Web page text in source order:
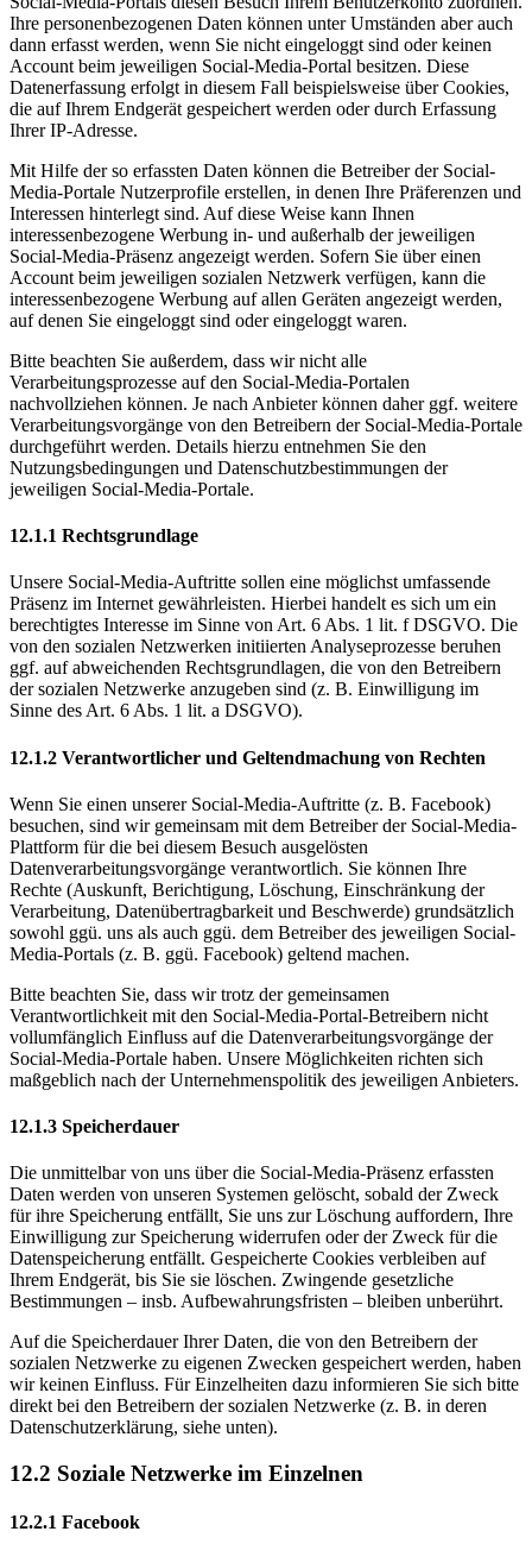
Ihre personenbezogenen Daten können unter Umständen aber auch
dann erfasst werden, wenn Sie nicht eingeloggt sind oder keinen
Account beim jeweiligen Social-Media-Portal besitzen. Diese
Datenerfassung erfolgt in diesem Fall beispielsweise über Cookies,
die auf Ihrem Endgerät gespeichert werden oder durch Erfassung
Ihrer IP-Adresse.
Mit Hilfe der so erfassten Daten können die Betreiber der Social-
Media-Portale Nutzerprofile erstellen, in denen Ihre Präferenzen und
Interessen hinterlegt sind. Auf diese Weise kann Ihnen
interessenbezogene Werbung in- und außerhalb der jeweiligen
Social-Media-Präsenz angezeigt werden. Sofern Sie über einen
Account beim jeweiligen sozialen Netzwerk verfügen, kann die
interessenbezogene Werbung auf allen Geräten angezeigt werden,
auf denen Sie eingeloggt sind oder eingeloggt waren.
Bitte beachten Sie außerdem, dass wir nicht alle
Verarbeitungsprozesse auf den Social-Media-Portalen
nachvollziehen können. Je nach Anbieter können daher ggf. weitere
Verarbeitungsvorgänge von den Betreibern der Social-Media-Portale
durchgeführt werden. Details hierzu entnehmen Sie den
Nutzungsbedingungen und Datenschutzbestimmungen der
jeweiligen Social-Media-Portale.
12.1.1 Rechtsgrundlage
Unsere Social-Media-Auftritte sollen eine möglichst umfassende
Präsenz im Internet gewährleisten. Hierbei handelt es sich um ein
berechtigtes Interesse im Sinne von Art. 6 Abs. 1 lit. f DSGVO. Die
von den sozialen Netzwerken initiierten Analyseprozesse beruhen
ggf. auf abweichenden Rechtsgrundlagen, die von den Betreibern
der sozialen Netzwerke anzugeben sind (z. B. Einwilligung im
Sinne des Art. 6 Abs. 1 lit. a DSGVO).
12.1.2 Verantwortlicher und Geltendmachung von Rechten
Wenn Sie einen unserer Social-Media-Auftritte (z. B. Facebook)
besuchen, sind wir gemeinsam mit dem Betreiber der Social-Media-
Plattform für die bei diesem Besuch ausgelösten
Datenverarbeitungsvorgänge verantwortlich. Sie können Ihre
Rechte (Auskunft, Berichtigung, Löschung, Einschränkung der
Verarbeitung, Datenübertragbarkeit und Beschwerde) grundsätzlich
sowohl ggü. uns als auch ggü. dem Betreiber des jeweiligen Social-
Media-Portals (z. B. ggü. Facebook) geltend machen.
Bitte beachten Sie, dass wir trotz der gemeinsamen
Verantwortlichkeit mit den Social-Media-Portal-Betreibern nicht
vollumfänglich Einfluss auf die Datenverarbeitungsvorgänge der
Social-Media-Portale haben. Unsere Möglichkeiten richten sich
maßgeblich nach der Unternehmenspolitik des jeweiligen Anbieters.
12.1.3 Speicherdauer
Die unmittelbar von uns über die Social-Media-Präsenz erfassten
Daten werden von unseren Systemen gelöscht, sobald der Zweck
für ihre Speicherung entfällt, Sie uns zur Löschung auffordern, Ihre
Einwilligung zur Speicherung widerrufen oder der Zweck für die
Datenspeicherung entfällt. Gespeicherte Cookies verbleiben auf
Ihrem Endgerät, bis Sie sie löschen. Zwingende gesetzliche
Bestimmungen – insb. Aufbewahrungsfristen – bleiben unberührt.
Auf die Speicherdauer Ihrer Daten, die von den Betreibern der
sozialen Netzwerke zu eigenen Zwecken gespeichert werden, haben
wir keinen Einfluss. Für Einzelheiten dazu informieren Sie sich bitte
direkt bei den Betreibern der sozialen Netzwerke (z. B. in deren
Datenschutzerklärung, siehe unten).
12.2 Soziale Netzwerke im Einzelnen
12.2.1 Facebook